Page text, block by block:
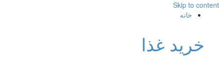
Skip to content
خانه
خرید غذا